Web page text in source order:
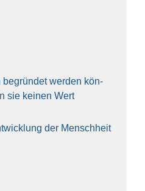
begrün­det wer­den kön­
sie kei­nen Wert
der Mensch­heit